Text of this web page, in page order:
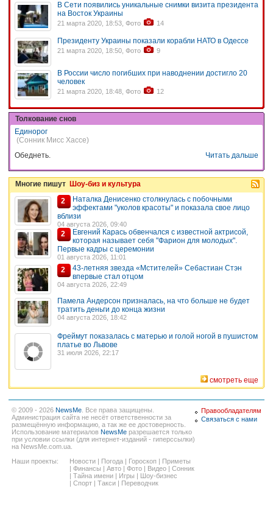
В Сети появились уникальные снимки визита президента
на Восток Украины
21 марта 2020, 18:53, Фото 14
Президенту Украины показали корабли НАТО в Одессе
21 марта 2020, 18:50, Фото 9
В России число погибших при наводнении достигло 20
человек
21 марта 2020, 18:48, Фото 12
Толкование снов
Единорог
(Сонник Мисс Хассе)
Обеднеть.
Читать дальше
Многие пишут Шоу-биз и культура
2
Наталка Денисенко столкнулась с побочными
эффектами "уколов красоты" и показала свое лицо
вблизи
04 августа 2026, 09:40
2
Евгений Карась обвенчался с известной актрисой,
которая называет себя "Фарион для молодых".
Первые кадры с церемонии
01 августа 2026, 11:01
2
43-летняя звезда «Мстителей» Себастиан Стэн
впервые стал отцом
04 августа 2026, 22:49
Памела Андерсон призналась, на что больше не будет
тратить деньги до конца жизни
04 августа 2026, 18:42
Фреймут показалась с матерью и голой ногой в пушистом
платье во Львове
31 июля 2026, 22:17
смотреть еще
© 2009 - 2026 NewsMe . Все права защищены.
Администрация сайта не несёт ответственности за
размещённую информацию, а так же ее достоверность.
Использование материалов NewsMe разрешается только
при условии ссылки (для интернет-изданий - гиперссылки)
на NewsMe.com.ua.
Наши проекты:
Новости Погода Гороскоп
Приметы
Финансы Авто Фото Видео
Сонник
Тайна имени Игры
Шоу-бизнес
Спорт Такси Переводчик
Правообладателям
Связаться с нами